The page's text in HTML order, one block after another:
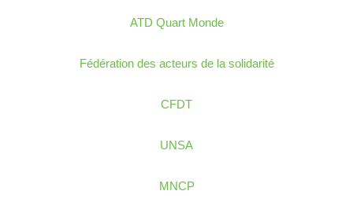
ATD Quart Monde
Fédération des acteurs de la solidarité
CFDT
UNSA
MNCP